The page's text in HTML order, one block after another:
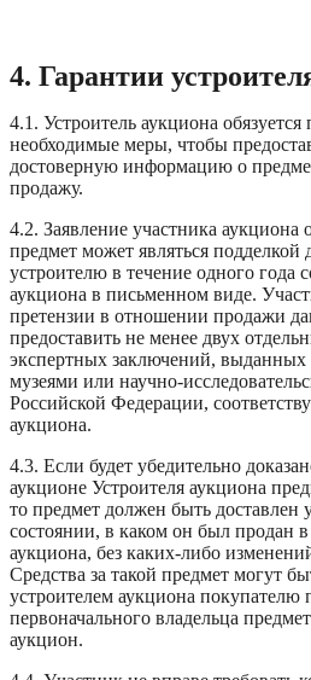
4. Гарантии
4.1. Устроитель аукциона
необходимые меры, чтобы
достоверную информацию о
продажу.
4.2. Заявление участника
предмет может являться
устроителю в течение одного года
аукциона в письменном виде.
претензии в отношении продажи
предоставить не менее двух
экспертных заключений, выданных
музеями или научно-
Российской Федерации,
аукциона.
4.3. Если будет убедительно
аукционе Устроителя аукциона
то предмет должен быть доставлен
состоянии, в каком он был продан
аукциона, без каких-либо
Средства за такой предмет могут
устроителем аукциона покупателю
первоначального владельца
аукцион.